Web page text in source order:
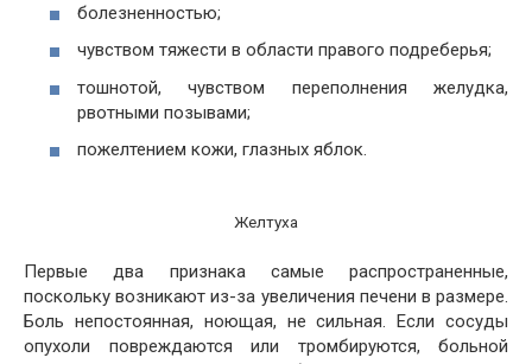
болезненностью;
чувством тяжести в области правого подреберья;
тошнотой, чувством переполнения желудка,
рвотными позывами;
пожелтением кожи, глазных яблок.
Желтуха
Первые два признака самые распространенные,
поскольку возникают из-за увеличения печени в размере.
Боль непостоянная, ноющая, не сильная. Если сосуды
опухоли повреждаются или тромбируются, больной